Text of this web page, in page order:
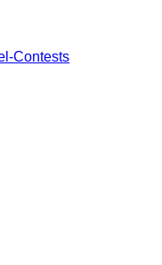
Contests